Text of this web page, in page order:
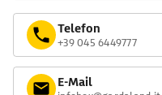
Telefon
+39 045 6449777
E-Mail